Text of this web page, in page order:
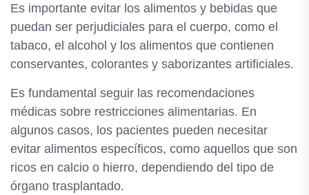
Es importante evitar los alimentos y bebidas que
puedan ser perjudiciales para el cuerpo, como el
tabaco, el alcohol y los alimentos que contienen
conservantes, colorantes y saborizantes artificiales.
Es fundamental seguir las recomendaciones
médicas sobre restricciones alimentarias. En
algunos casos, los pacientes pueden necesitar
evitar alimentos específicos, como aquellos que son
ricos en calcio o hierro, dependiendo del tipo de
órgano trasplantado.